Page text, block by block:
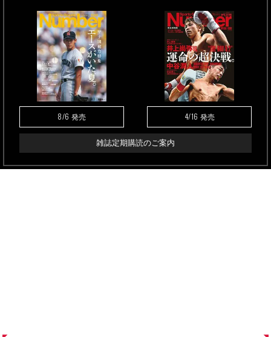
8/6 発売 4/16 発売
雑誌定期購読のご案内